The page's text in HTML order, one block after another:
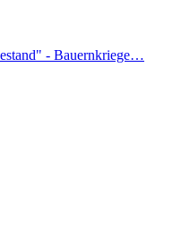
- Bauernkriege…